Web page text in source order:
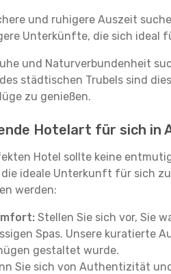
und ruhigere Auszeit
Unterkünfte, die sich ideal
und Naturverbundenheit
städtischen Trubels sind
zu genießen.
Hotelart für sich in
Hotel sollte keine
ideale Unterkunft für sich
werden:
Stellen Sie sich vor, Sie
Spas. Unsere kuratierte
gestaltet wurde.
Sie sich von Authentizität